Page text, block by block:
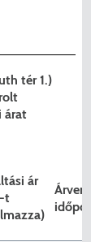
000
tér 1.)
árat
ár
t